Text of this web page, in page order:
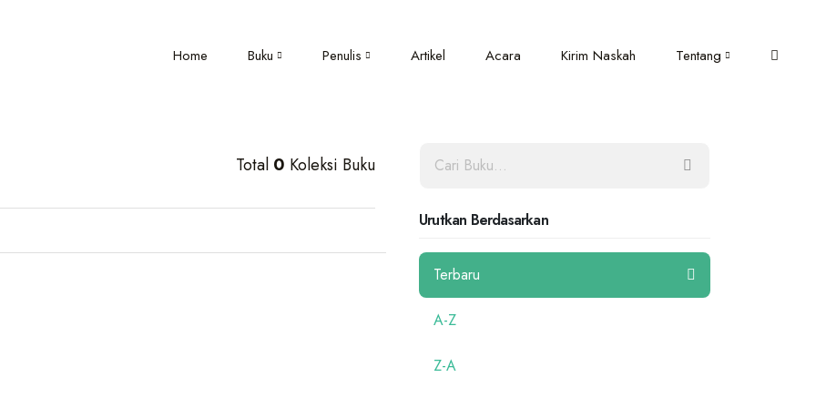
Home Buku Penulis Artikel Acara Kirim Naskah Tentang
Total 0 Koleksi Buku
Urutkan Berdasarkan
Terbaru
A-Z
Z-A